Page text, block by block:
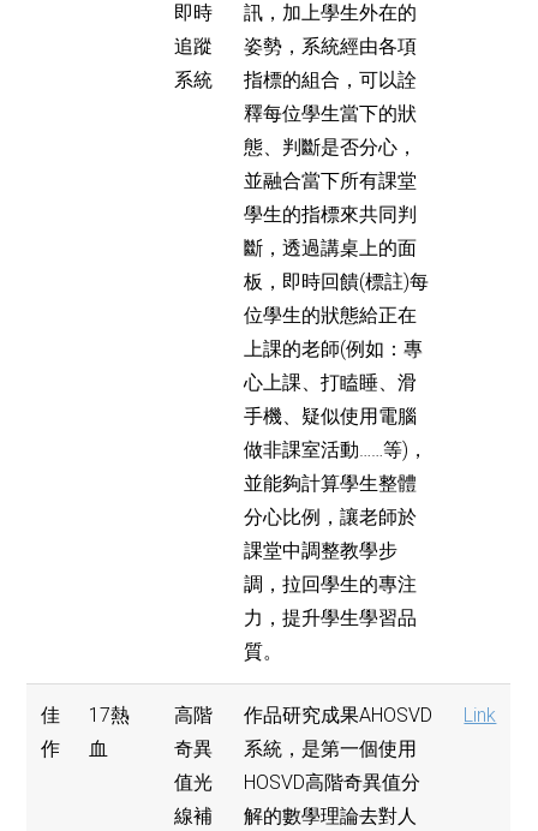
即時
追蹤
系統
訊，加上學生外在的
姿勢，系統經由各項
指標的組合，可以詮
釋每位學生當下的狀
態、判斷是否分心，
並融合當下所有課堂
學生的指標來共同判
斷，透過講桌上的面
板，即時回饋(標註)每
位學生的狀態給正在
上課的老師(例如：專
心上課、打瞌睡、滑
手機、疑似使用電腦
做非課室活動……等)，
並能夠計算學生整體
分心比例，讓老師於
課堂中調整教學步
調，拉回學生的專注
力，提升學生學習品
質。
佳
作
17熱
血
高階
奇異
值光
線補
作品研究成果AHOSVD
系統，是第一個使用
HOSVD高階奇異值分
解的數學理論去對人
Link